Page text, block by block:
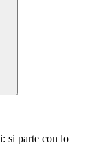
si parte con lo